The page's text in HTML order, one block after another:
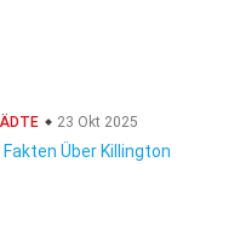
23 Okt 2025
Fakten Über Killington